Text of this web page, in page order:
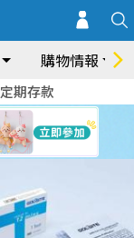
購物情報
定期存款